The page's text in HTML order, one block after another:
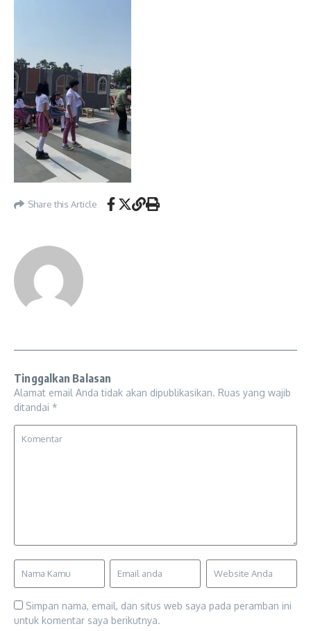
Share this Article
Tinggalkan Balasan
Alamat email Anda tidak akan dipublikasikan. Ruas yang wajib
ditandai *
Simpan nama, email, dan situs web saya pada peramban ini
untuk komentar saya berikutnya.